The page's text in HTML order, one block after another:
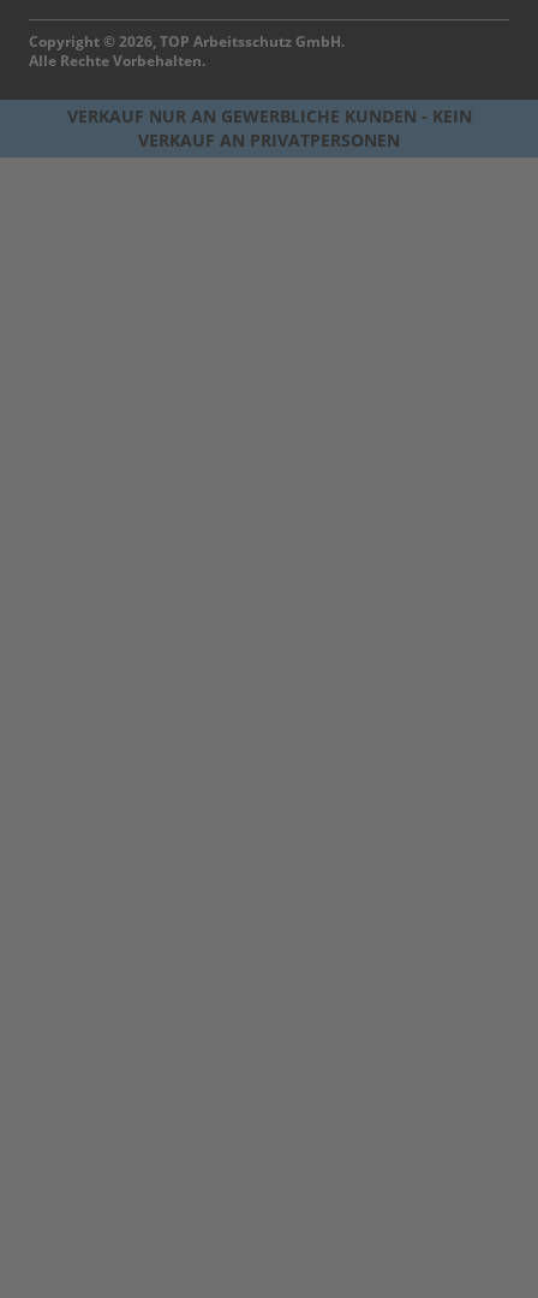
Copyright © 2026, TOP Arbeitsschutz GmbH.
Alle Rechte Vorbehalten.
VERKAUF NUR AN GEWERBLICHE KUNDEN - KEIN
VERKAUF AN PRIVATPERSONEN